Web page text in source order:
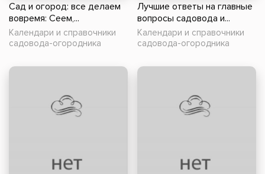
Сад и огород: все делаем
вовремя: Сеем,...
Календари и справочники
садовода-огородника
Лучшие ответы на главные
вопросы садовода и...
Календари и справочники
садовода-огородника